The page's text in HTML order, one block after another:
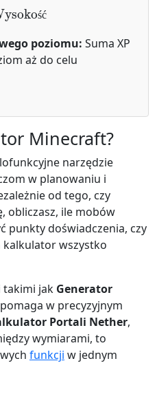
ść
poziomu: Suma XP
aż do celu
Minecraft?
narzędzie
w planowaniu i
od tego, czy
obliczasz, ile mobów
punkty doświadczenia, czy
kalkulator wszystko
takimi jak Generator
w precyzyjnym
Portali Nether,
wymiarami, to
funkcji w jednym